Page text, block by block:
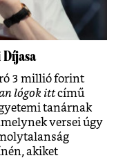
Díjasa
3 millió forint
lógok ittcímű
tanárnak
versei úgy
akiket